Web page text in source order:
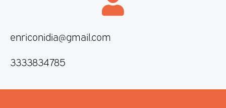
enriconidia@gmail.com
3333834785